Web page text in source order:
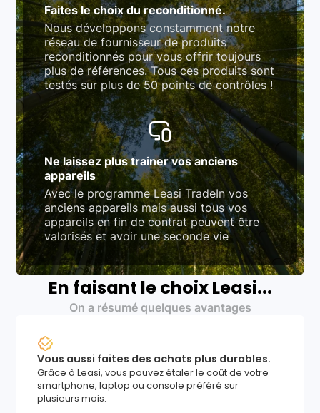
Faites le choix du reconditionné.
Nous développons constamment notre
réseau de fournisseur de produits
reconditionnés pour vous offrir toujours
plus de références. Tous ces produits sont
testés sur plus de 50 points de contrôles !
Ne laissez plus trainer vos anciens
appareils
Avec le programme Leasi TradeIn vos
anciens appareils mais aussi tous vos
appareils en fin de contrat peuvent être
valorisés et avoir une seconde vie
En faisant le choix Leasi...
On a résumé quelques avantages
Vous aussi faites des achats plus durables.
Grâce à Leasi, vous pouvez étaler le coût de votre
smartphone, laptop ou console préféré sur
plusieurs mois.